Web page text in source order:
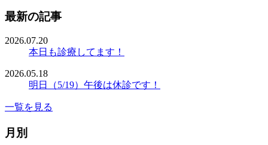
最新の記事
2026.07.20
本日も診療してます！
2026.05.18
明日（5/19）午後は休診です！
一覧を見る
月別